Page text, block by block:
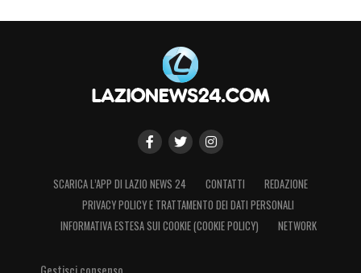
SCARICA L’APP DI LAZIO NEWS 24 CONTATTI
REDAZIONE
PRIVACY POLICY E TRATTAMENTO DEI DATI PERSONALI
INFORMATIVA ESTESA SUI COOKIE (COOKIE POLICY)
NETWORK